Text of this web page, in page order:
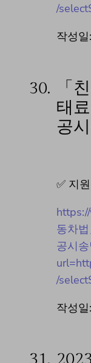
/
작성
30.
「
태
공
✅ 지
동차
공시
/
작성
31.